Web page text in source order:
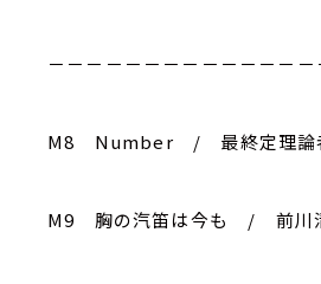
－－－－－－－－－－－－－
M8 Number / 最終定理論
M9 胸の汽笛は今も / 前川